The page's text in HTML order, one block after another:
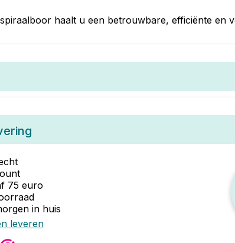
haalt u een betrouwbare, efficiënte en
75 euro
in huis
leveren